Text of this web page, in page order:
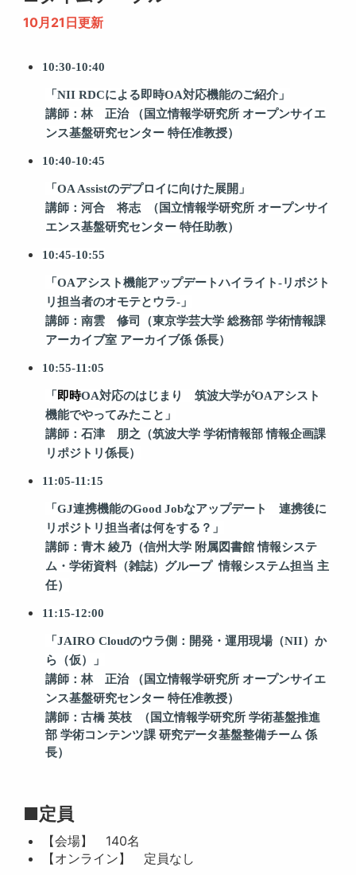
10月21日更新
10:30-10:40
「NII RDCによる即時OA対応機能のご紹介」
講師：林 正治
（国立情報学研究所 オープンサイエ
ンス基盤研究センター 特任准教授）
10:40-10:45
「OA Assistのデプロイに向けた展開」
講師：河合 将志
（国立情報学研究所 オープンサイ
エンス基盤研究センター 特任助教）
10:45-10:55
「OAアシスト機能アップデートハイライト-リポジト
リ担当者のオモテとウラ- 」
講師：南雲 修司（東京学芸大学 総務部 学術情報課
アーカイブ室 アーカイブ係 係長）
10:55-11:05
「即時OA対応のはじまり
筑波大学がOAアシスト
機能でやってみたこと」
講師：石津 朋之（筑波大学 学術情報部 情報企画課
リポジトリ係長）
11:05-11:15
「GJ連携機能のGood Jobなアップデート 連携後に
リポジトリ担当者は何をする？ 」
講師：青木 綾乃（信州大学 附属図書館 情報システ
ム・学術資料（雑誌）グループ 情報システム担当 主
任）
11:15-12:00
「JAIRO Cloudのウラ側：開発・運用現場（NII）か
ら（仮）」
講師：林 正治
（国立情報学研究所 オープンサイエ
ンス基盤研究センター 特任准教授）
講師：古橋 英枝 （国立情報学研究所 学術基盤推進
部 学術コンテンツ課 研究データ基盤整備チーム 係
長）
■定員
【会場】 140名
【オンライン】 定員なし